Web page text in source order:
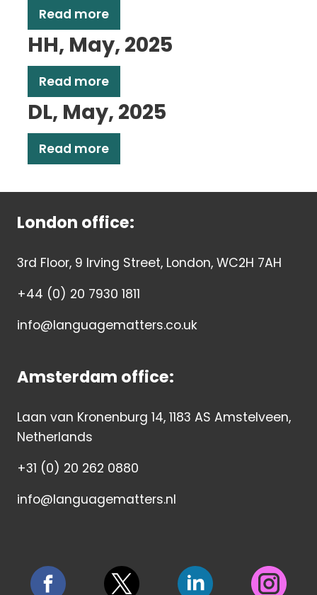
Read more
HH, May, 2025
Read more
DL, May, 2025
Read more
London office:
3rd Floor, 9 Irving Street, London, WC2H 7AH
+44 (0) 20 7930 1811
info@languagematters.co.uk
Amsterdam office:
Laan van Kronenburg 14, 1183 AS Amstelveen,
Netherlands
+31 (0) 20 262 0880
info@languagematters.nl